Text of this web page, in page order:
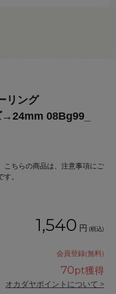
リング
08Bg99_
らの商品は、注意事項にご
。
1,540 円 (税込)
会員登録(無料)
70pt獲得
オカダヤポイントについて >